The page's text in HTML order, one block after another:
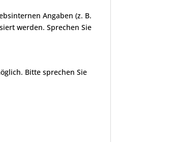
Angaben (z. B.
werden. Sprechen Sie
Bitte sprechen Sie